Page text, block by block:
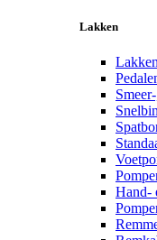
Lakken
Lakken
Hand-